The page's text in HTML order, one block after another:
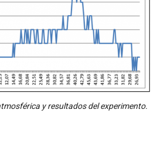
y resultados del experimento.